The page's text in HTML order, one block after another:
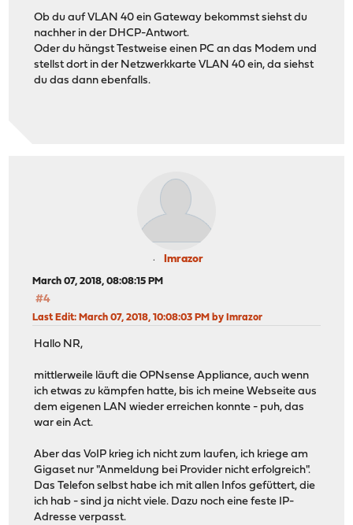
Ob du auf VLAN 40 ein Gateway bekommst siehst du
nachher in der DHCP-Antwort.
Oder du hängst Testweise einen PC an das Modem und
stellst dort in der Netzwerkkarte VLAN 40 ein, da siehst
du das dann ebenfalls.
Imrazor
March 07, 2018, 08:08:15 PM
#4
Last Edit: March 07, 2018, 10:08:03 PM by Imrazor
Hallo NR,
mittlerweile läuft die OPNsense Appliance, auch wenn
ich etwas zu kämpfen hatte, bis ich meine Webseite aus
dem eigenen LAN wieder erreichen konnte - puh, das
war ein Act.
Aber das VoIP krieg ich nicht zum laufen, ich kriege am
Gigaset nur "Anmeldung bei Provider nicht erfolgreich".
Das Telefon selbst habe ich mit allen Infos gefüttert, die
ich hab - sind ja nicht viele. Dazu noch eine feste IP-
Adresse verpasst.